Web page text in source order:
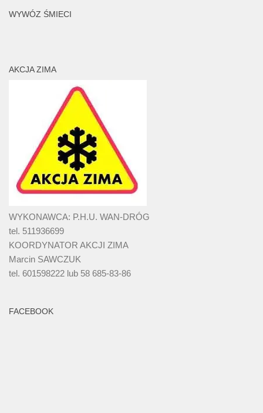
WYWÓZ ŚMIECI
AKCJA ZIMA
WYKONAWCA: P.H.U. WAN-DRÓG
tel. 511936699
KOORDYNATOR AKCJI ZIMA
Marcin SAWCZUK
tel. 601598222 lub 58 685-83-86
FACEBOOK